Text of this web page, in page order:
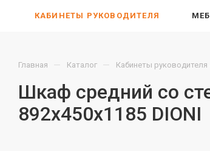
КАБИНЕТЫ РУКОВОДИТЕЛЯ
Главная — Каталог — Кабинеты руководителя
Шкаф средний со
892х450х1185 DIONI